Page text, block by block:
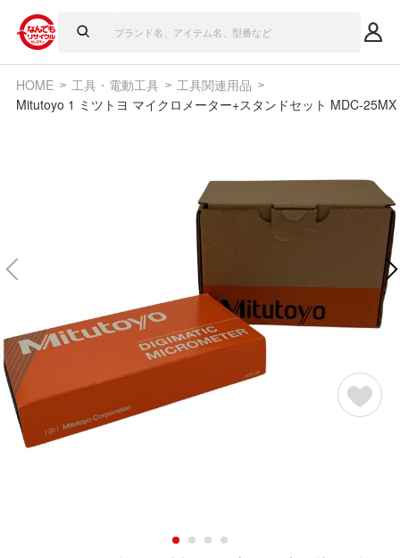
HOME 工具・電動工具
工具関連用品
Mitutoyo 1 ミツトヨ マイクロメーター+スタンドセット MDC-25MX